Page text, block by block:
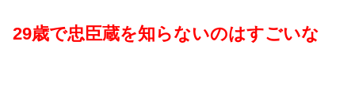
29歳で忠臣蔵を知らないのはすごいな